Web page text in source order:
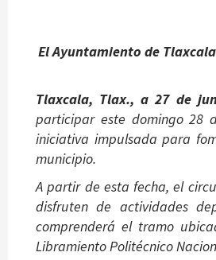
El Ayuntamiento de
Tlaxcala, Tlax., a 27 de
participar este domingo 28
iniciativa impulsada para
municipio.
A partir de esta fecha, el
disfruten de actividades
comprenderá el tramo
Libramiento Politécnico